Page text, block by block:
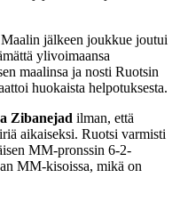
jälkeen joukkue joutui
ylivoimaansa
maalinsa ja nosti Ruotsin
huokaista helpotuksesta.
Zibanejad ilman, että
aikaiseksi. Ruotsi varmisti
MM-pronssin 6-2-
MM-kisoissa, mikä on